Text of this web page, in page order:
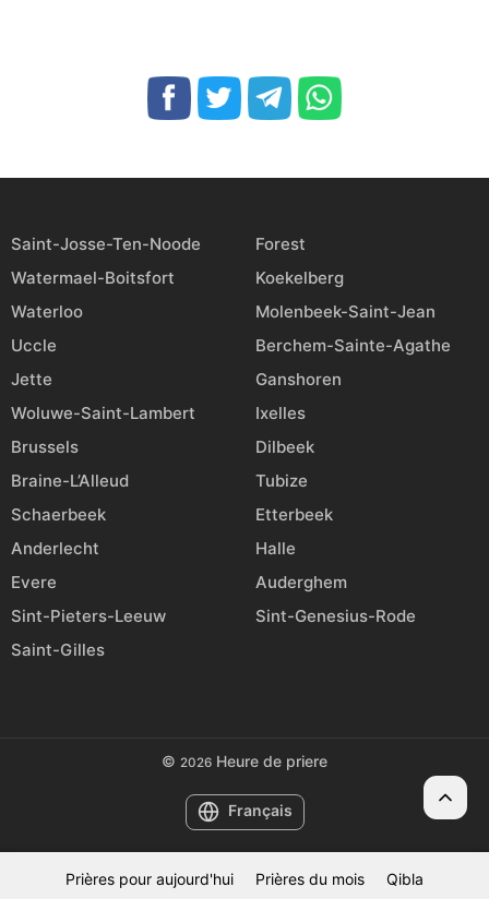
Prières pour aujourd'hui Prières du mois Qibla
Saint-Josse-Ten-Noode
Forest
Watermael-Boitsfort
Koekelberg
Waterloo
Molenbeek-Saint-Jean
Uccle
Berchem-Sainte-Agathe
Jette
Ganshoren
Woluwe-Saint-Lambert
Ixelles
Brussels
Dilbeek
Braine-L’Alleud
Tubize
Schaerbeek
Etterbeek
Anderlecht
Halle
Evere
Auderghem
Sint-Pieters-Leeuw
Sint-Genesius-Rode
Saint-Gilles
© 2026 Heure de priere
Français